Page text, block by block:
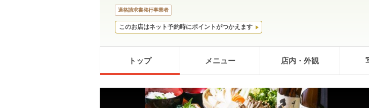
適格請求書発行事業者
このお店はネット予約時にポイントがつかえます
トップ メニュー 店内・外観